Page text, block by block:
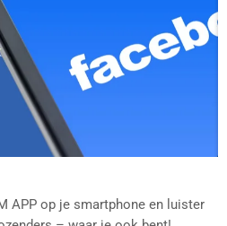
APP op je smartphone en luister